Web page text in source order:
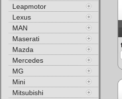
Leapmotor
Lexus
MAN
Maserati
Mazda
Mercedes
MG
Mini
Mitsubishi